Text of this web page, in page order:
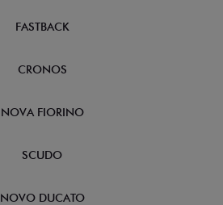
FASTBACK
CRONOS
NOVA FIORINO
SCUDO
NOVO DUCATO